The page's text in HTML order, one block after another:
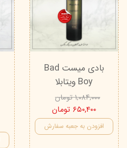
بادی میست Bad
Boy ویتابلا
۱,۰۸۴,۰۰۰ تومان
۶۵۰,۴۰۰ تومان
افزودن به جعبه سفارش